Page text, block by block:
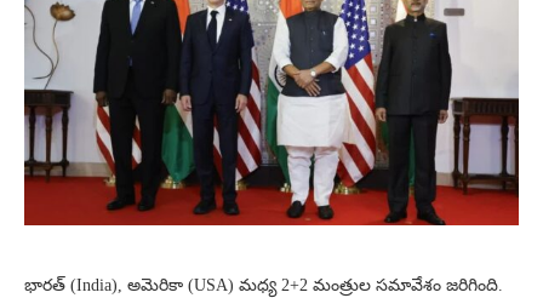
భారత్ (India), అమెరికా (USA) మధ్య 2+2 మంత్రుల సమావేశం జరిగింది.